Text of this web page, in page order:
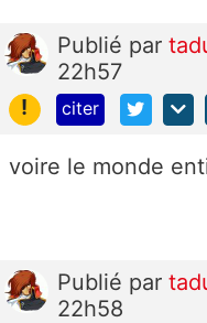
Publié par
22h57
!
citer
voire le monde
Publié par
22h58